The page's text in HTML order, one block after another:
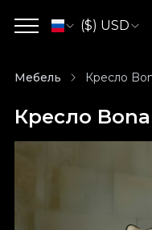
($) USD
Мебель Кресло
Кресло